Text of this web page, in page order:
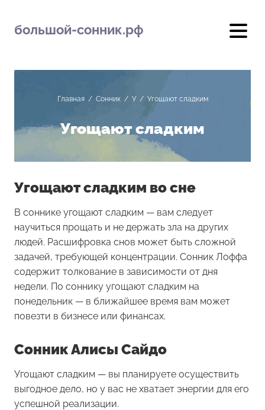
большой-сонник.рф
Главная/ Сонник/ У/ Угощают сладким
Угощают сладким
Угощают сладким во сне
В соннике угощают сладким — вам следует
научиться прощать и не держать зла на других
людей. Расшифровка снов может быть сложной
задачей, требующей концентрации. Сонник Лоффа
содержит толкование в зависимости от дня
недели. По соннику угощают сладким на
понедельник — в ближайшее время вам может
повезти в бизнесе или финансах.
Сонник Алисы Сайдо
Угощают сладким — вы планируете осуществить
выгодное дело, но у вас не хватает энергии для его
успешной реализации.